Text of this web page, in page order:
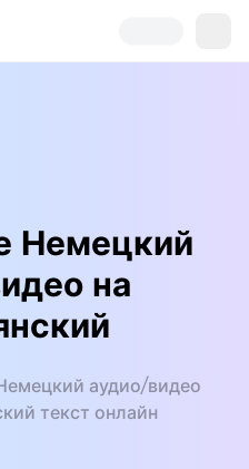
Немецкий
на
аудио/видео
текст онлайн